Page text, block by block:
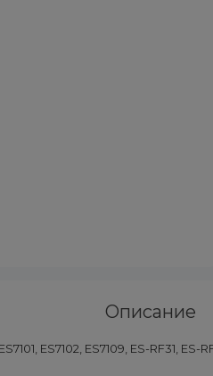
Описание
ES7102, ES7109, ES-RF31, ES-